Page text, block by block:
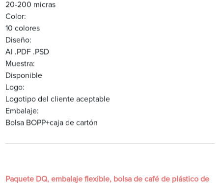
20-200 micras
Color:
10 colores
Diseño:
AI .PDF .PSD
Muestra:
Disponible
Logo:
Logotipo del cliente aceptable
Embalaje:
Bolsa BOPP+caja de cartón
Paquete DQ, embalaje flexible, bolsa de café de plástico de